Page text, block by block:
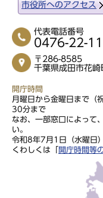
市役所へのアクセス
代表電話番号
0476-22-
〒286-8585
千葉県成田市花
開庁時間
月曜日から金曜日まで（
30分まで
なお、一部窓口によって
い。
令和8年7月1日（水曜日
くわしくは「
開庁時間等